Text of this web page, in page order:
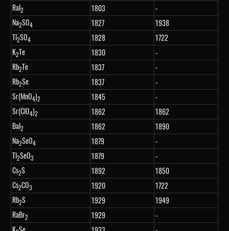
RaI2 1803
-
Na2SO4 1827
1938
Tl2SO4 1828
1722
K2Te 1830
-
Rb2Te 1837
-
Rb2Se 1837
-
Sr(MnO4)2 1845
-
Sr(ClO4)2 1862
1862
BaI2 1862
1890
Na2SeO4 1879
-
Tl2SeO3 1879
-
Cs2S 1892
1850
Cs2CO3 1920
1722
Rb2S 1929
1949
RaBr2 1929
-